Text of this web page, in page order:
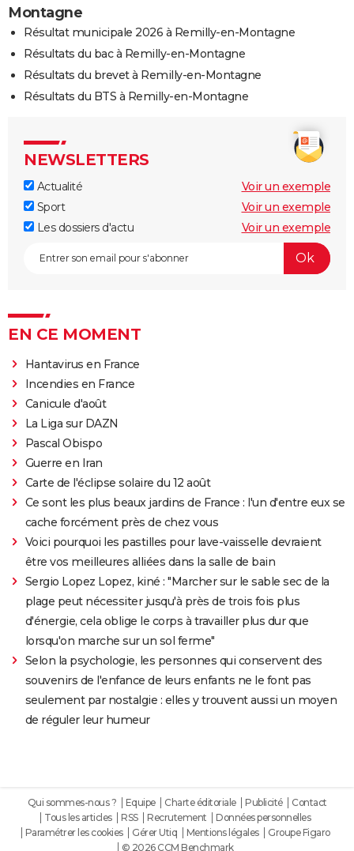
Montagne
Résultat municipale 2026 à Remilly-en-Montagne
Résultats du bac à Remilly-en-Montagne
Résultats du brevet à Remilly-en-Montagne
Résultats du BTS à Remilly-en-Montagne
NEWSLETTERS
Actualité
Voir un exemple
Sport
Voir un exemple
Les dossiers d'actu
Voir un exemple
EN CE MOMENT
Hantavirus en France
Incendies en France
Canicule d'août
La Liga sur DAZN
Pascal Obispo
Guerre en Iran
Carte de l'éclipse solaire du 12 août
Ce sont les plus beaux jardins de France : l'un d'entre eux se
cache forcément près de chez vous
Voici pourquoi les pastilles pour lave-vaisselle devraient
être vos meilleures alliées dans la salle de bain
Sergio Lopez Lopez, kiné : "Marcher sur le sable sec de la
plage peut nécessiter jusqu'à près de trois fois plus
d'énergie, cela oblige le corps à travailler plus dur que
lorsqu'on marche sur un sol ferme"
Selon la psychologie, les personnes qui conservent des
souvenirs de l'enfance de leurs enfants ne le font pas
seulement par nostalgie : elles y trouvent aussi un moyen
de réguler leur humeur
Qui sommes-nous ? Equipe Charte éditoriale Publicité
Contact
Tous les articles
RSS Recrutement
Données personnelles
Paramétrer les cookies
Gérer Utiq Mentions légales
Groupe Figaro
© 2026 CCM Benchmark